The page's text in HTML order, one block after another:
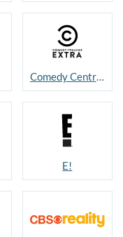
Comedy Central Extra
E!